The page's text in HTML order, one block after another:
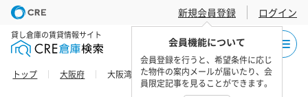
新規会員登録
会員機能について
会員登録を行うと、希望条件に応じ
た物件の案内メールが届いたり、会
員限定記事を見ることができます。
ログイン
貸し倉庫の賃貸情報サイト
トップ 大阪府 大阪湾岸エリアの貸し倉庫・賃貸倉庫 物件一覧